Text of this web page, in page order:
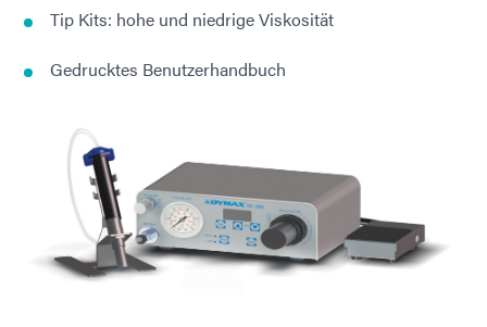
Tip Kits: hohe und niedrige Viskosität
Gedrucktes Benutzerhandbuch